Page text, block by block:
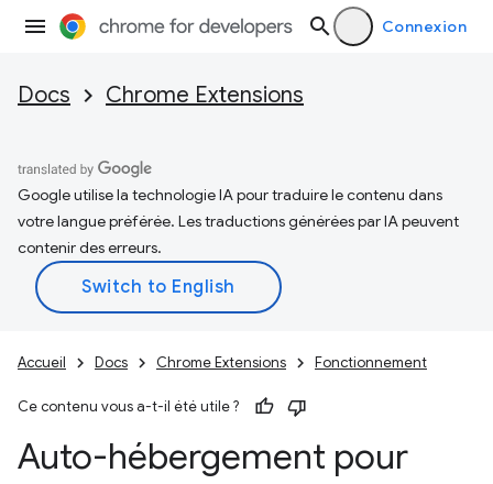
Connexion
Docs Chrome Extensions
Google utilise la technologie IA pour traduire le contenu dans
votre langue préférée. Les traductions générées par IA peuvent
contenir des erreurs.
Accueil Docs Chrome Extensions Fonctionnement
Ce contenu vous a-t-il été utile ?
Auto-hébergement pour